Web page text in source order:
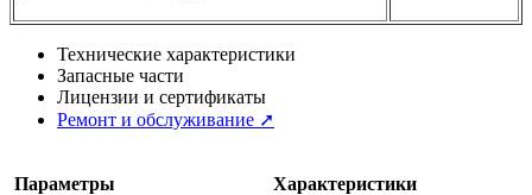
Технические характеристики
Запасные части
Лицензии и сертификаты
Ремонт и обслуживание ➚
Параметры Характеристики